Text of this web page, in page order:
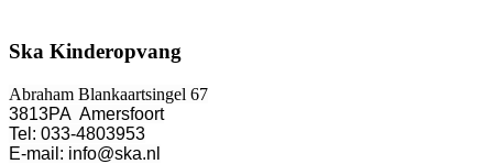
Ska Kinderopvang
Abraham Blankaartsingel 67
3813PA Amersfoort
Tel: 033-4803953
E-mail: info@ska.nl